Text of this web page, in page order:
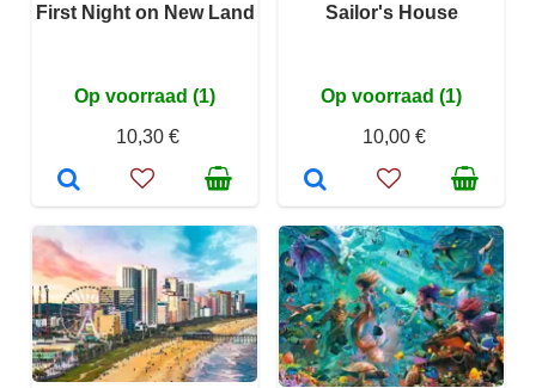
First Night on New Land
Op voorraad (1)
10,30 €
Sailor's House
Op voorraad (1)
10,00 €